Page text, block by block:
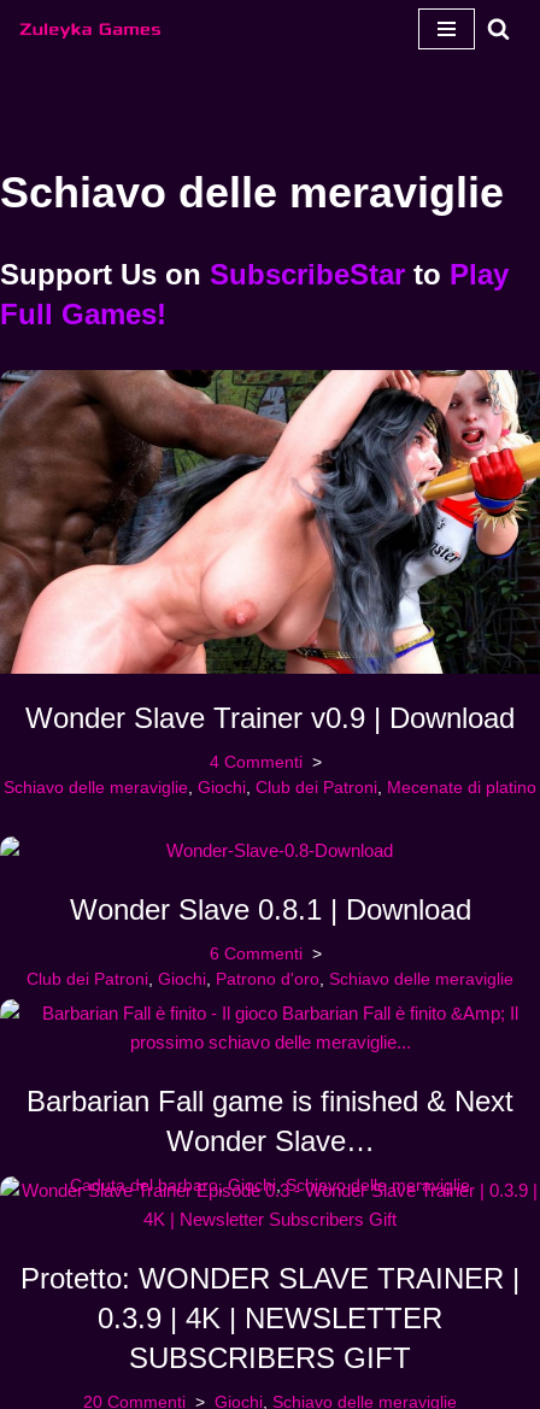
Schiavo delle meraviglie
Support Us on SubscribeStar to Play
Full Games!
Wonder Slave Trainer v0.9 | Download
4 Commenti
Schiavo delle meraviglie Giochi Club dei Patroni Mecenate di platino
Wonder Slave 0.8.1 | Download
6 Commenti
Club dei Patroni Giochi Patrono d'oro Schiavo delle meraviglie
Barbarian Fall game is finished & Next
Wonder Slave…
Caduta del barbaro,Giochi ,Schiavo delle meraviglie
Protetto: WONDER SLAVE TRAINER |
0.3.9 | 4K | NEWSLETTER
SUBSCRIBERS GIFT
20 Commenti Giochi Schiavo delle meraviglie